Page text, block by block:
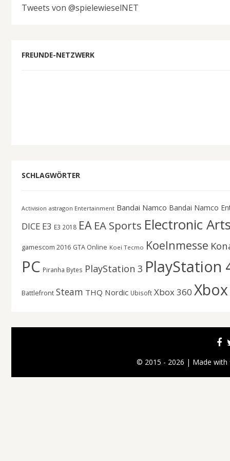
Tweets von @spielewieselNET
FREUNDE-NETZWERK
SCHLAGWÖRTER
Activision astragon Entertainment Bandai Namco Bandai Namco
DICE E3 E3 2018 EA EA Sports Electronic
gamescom 2016 GTA Online Koei Tecmo Koelnmesse
PC Piranha Bytes PlayStation 3 PlayStation
Battlefront Steam THQ Nordic Ubisoft Xbox 360
© 2015 - 2026 | Made